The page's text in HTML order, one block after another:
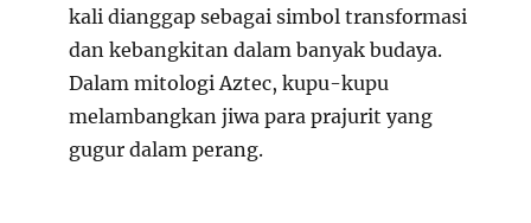
kali dianggap sebagai simbol transformasi
dan kebangkitan dalam banyak budaya.
Dalam mitologi Aztec, kupu-kupu
melambangkan jiwa para prajurit yang
gugur dalam perang.